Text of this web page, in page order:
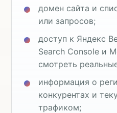
домен сайта и
или запросов;
доступ к Яндекс
Search Console и
смотреть
информация о
конкурентах и
трафиком;